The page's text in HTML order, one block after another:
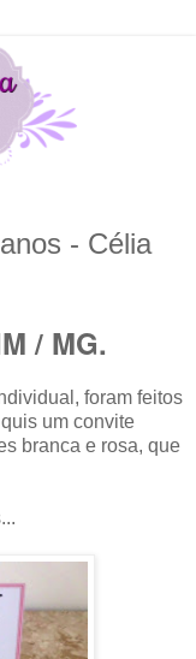
- Célia
/ MG.
foram feitos
um convite
branca e rosa, que